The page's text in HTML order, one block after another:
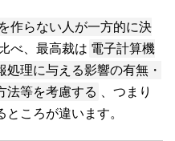
作らない人が一方的に決
べ、最高裁は 電子計算機
理に与える影響の有無・
法等を考慮する 、つまり
ころが違います。